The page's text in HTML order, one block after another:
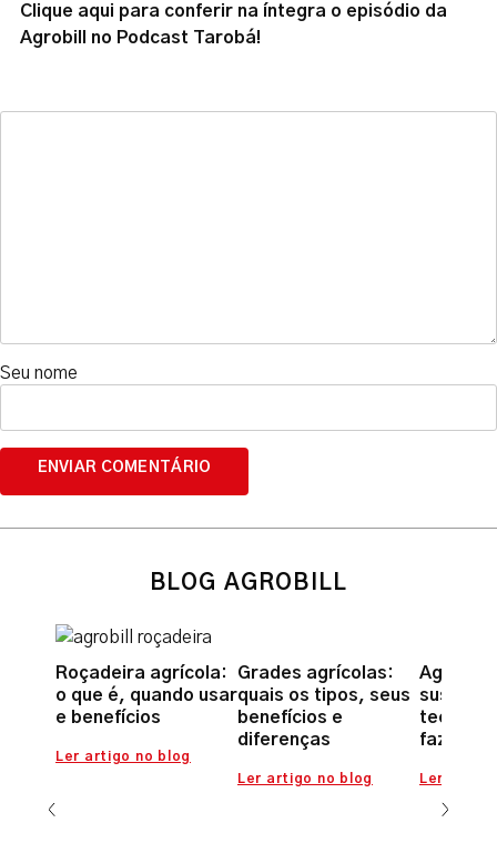
Clique aqui para conferir na íntegra o episódio da
Agrobill no Podcast Tarobá!
Seu nome
BLOG AGROBILL
Roçadeira agrícola:
o que é, quando usar
e benefícios
Ler artigo no blog
Grades agrícolas:
quais os tipos, seus
benefícios e
diferenças
Ler artigo no blog
fazer a
Ler artigo